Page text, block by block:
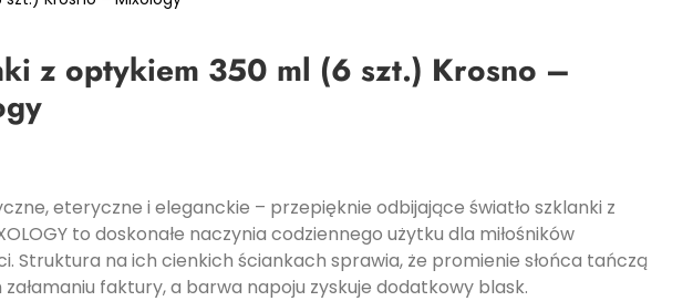
z optykiem 350 ml (6 szt.) Krosno –
eteryczne i eleganckie – przepięknie odbijające światło szklanki z
to doskonałe naczynia codziennego użytku dla miłośników
Struktura na ich cienkich ściankach sprawia, że promienie słońca tańczą
faktury, a barwa napoju zyskuje dodatkowy blask.